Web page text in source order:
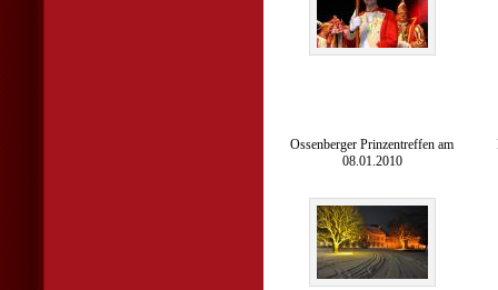
Ossenberger Prinzentreffen am
08.01.2010